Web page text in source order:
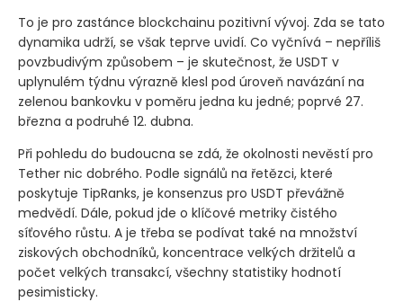
To je pro zastánce blockchainu pozitivní vývoj. Zda se tato
dynamika udrží, se však teprve uvidí. Co vyčnívá – nepříliš
povzbudivým způsobem – je skutečnost, že USDT v
uplynulém týdnu výrazně klesl pod úroveň navázání na
zelenou bankovku v poměru jedna ku jedné; poprvé 27.
března a podruhé 12. dubna.
Při pohledu do budoucna se zdá, že okolnosti nevěstí pro
Tether nic dobrého. Podle signálů na řetězci, které
poskytuje TipRanks, je konsenzus pro USDT převážně
medvědí. Dále, pokud jde o klíčové metriky čistého
síťového růstu. A je třeba se podívat také na množství
ziskových obchodníků, koncentrace velkých držitelů a
počet velkých transakcí, všechny statistiky hodnotí
pesimisticky.